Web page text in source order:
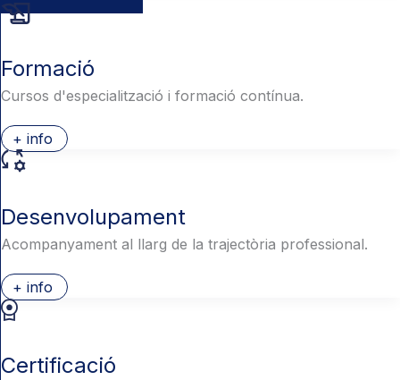
Formació
Cursos d'especialització i formació contínua.
+ info
Desenvolupament
Acompanyament al llarg de la trajectòria professional.
+ info
Certificació